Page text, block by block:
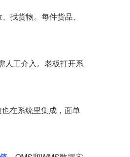
找货物。每件货品、
人工介入。老板打开系
在系统里集成，面单